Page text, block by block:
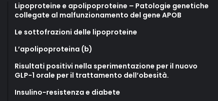
Lipoproteine e apolipoproteine – Patologie genetiche
collegate al malfunzionamento del gene APOB
Le sottofrazioni delle lipoproteine
L’apolipoproteina (b)
Risultati positivi nella sperimentazione per il nuovo
GLP-1 orale per il trattamento dell’obesità.
Insulino-resistenza e diabete